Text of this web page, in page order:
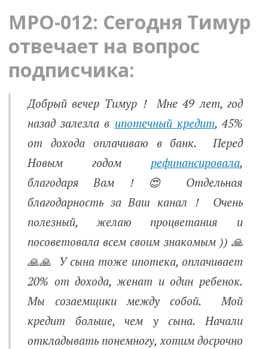
MPO-012: Сегодня Тимур
отвечает на вопрос
подписчика:
Добрый вечер Тимур！ Мне 49 лет, год
назад залезла в ипотечный кредит, 45%
от дохода оплачиваю в банк. Перед
Новым годом рефинансировала,
благодаря Вам！😍 Отдельная
благодарность за Ваш канал！ Очень
полезный, желаю процветания и
посоветовала всем своим знакомым )) 🙏
🙏🙏 У сына тоже ипотека, оплачивает
20% от дохода, женат и один ребенок.
Мы созаемщики между собой. Мой
кредит больше, чем у сына. Начали
откладывать понемногу, хотим досрочно